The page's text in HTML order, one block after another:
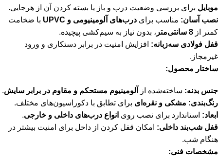
موبایل برای بررسی وضعیت درب و باز یا بسته کردن آن از هرجایی.
نصب آسان: مناسب برای درب‌های آلومینیومی و UPVC
با ضخامت
کمتر از 8 سانتی‌متر
، بدون نیاز به سیم‌کشی پیچیده.
قفل فولادی سه‌زبانه: افزایش امنیت در برابر دستکاری و ورود
غیرمجاز.
ساختار محصول:
جنس بدنه: ساخته‌شده از آلومینیوم مستحکم و مقاوم در برابر سایش.
رنگ‌بندی: مشکی و نقره‌ای برای تطابق با دکوراسیون‌های مختلف.
ابعاد: استاندارد برای نصب روی انواع درب‌های داخلی و خارجی.
قفل شب‌بند داخلی: امکان قفل کردن از داخل برای امنیت بیشتر در
هنگام شب.
مشخصات فنی: